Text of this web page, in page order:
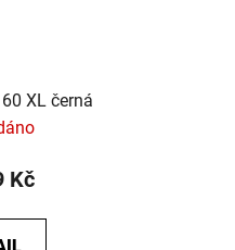
XL černá
Kč